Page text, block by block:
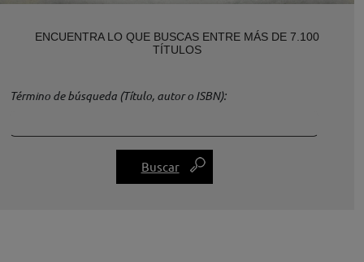
ENCUENTRA LO QUE BUSCAS ENTRE MÁS DE 7.100
TÍTULOS
Término de búsqueda (Título, autor o ISBN)